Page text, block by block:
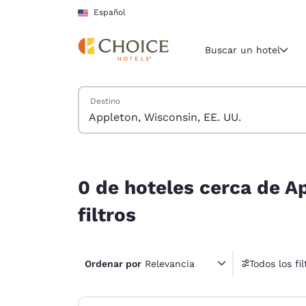
Pasar A Contenido Principal
Español
Región y
Estados
América
América
Buscar un hotel
Buscar hoteles
Destino
0 de hoteles cerca de
filtros
Ordenar por Relevancia Todos los
1